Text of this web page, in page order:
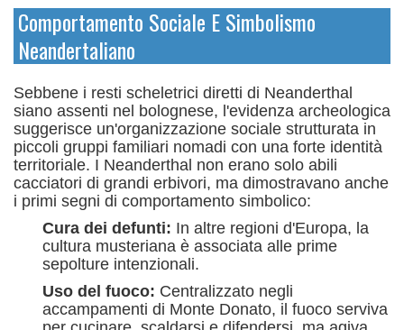
Comportamento Sociale E Simbolismo
Neandertaliano
Sebbene i resti scheletrici diretti di Neanderthal
siano assenti nel bolognese, l'evidenza archeologica
suggerisce un'organizzazione sociale strutturata in
piccoli gruppi familiari nomadi con una forte identità
territoriale. I Neanderthal non erano solo abili
cacciatori di grandi erbivori, ma dimostravano anche
i primi segni di comportamento simbolico:
Cura dei defunti: In altre regioni d'Europa, la
cultura musteriana è associata alle prime
sepolture intenzionali.
Uso del fuoco: Centralizzato negli
accampamenti di Monte Donato, il fuoco serviva